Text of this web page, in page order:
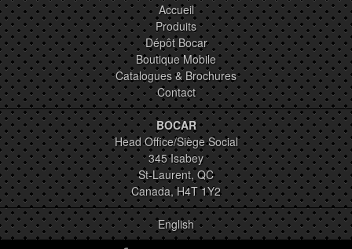
Accueil
Produits
Dépôt Bocar
Boutique Mobile
Catalogues & Brochures
Contact
BOCAR
Head Office/Siège Social
345 Isabey
St-Laurent, QC
Canada, H4T 1Y2
English